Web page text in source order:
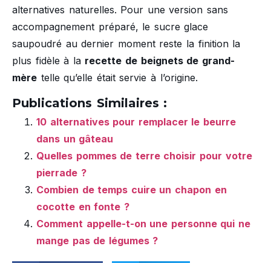
alternatives naturelles. Pour une version sans
accompagnement préparé, le sucre glace
saupoudré au dernier moment reste la finition la
plus fidèle à la recette de beignets de grand-
mère telle qu’elle était servie à l’origine.
Publications Similaires :
10 alternatives pour remplacer le beurre
dans un gâteau
Quelles pommes de terre choisir pour votre
pierrade ?
Combien de temps cuire un chapon en
cocotte en fonte ?
Comment appelle-t-on une personne qui ne
mange pas de légumes ?